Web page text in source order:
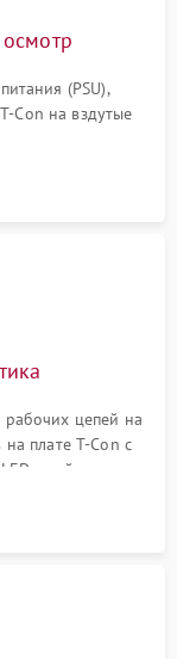
(PSU),
Con на вздутые
шлейфов.
цепей на
плате T-Con с
драйвера и